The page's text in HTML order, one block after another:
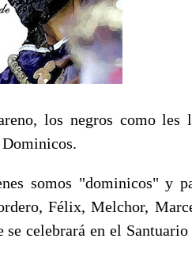
los negros como les
somos "dominicos" y
Félix, Melchor,
celebrará en el